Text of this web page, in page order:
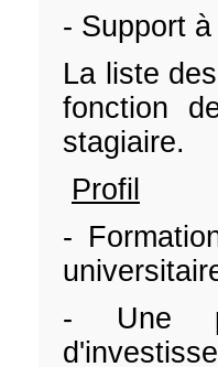
- Support
La liste
fonction
stagiaire.
Profil
-
- Une